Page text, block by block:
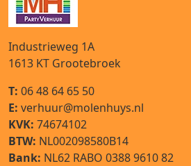
Industrieweg 1A
1613 KT Grootebroek
T: 06 48 64 65 50
E: verhuur@molenhuys.nl
KVK: 74674102
BTW: NL002098580B14
Bank: NL62 RABO 0388 9610 82